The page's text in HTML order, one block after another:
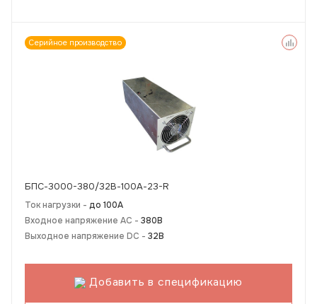
Серийное производство
БПС-3000-380/32В-100А-23-R
Ток нагрузки - до 100А
Входное напряжение AC - 380В
Выходное напряжение DC - 32В
Добавить в спецификацию